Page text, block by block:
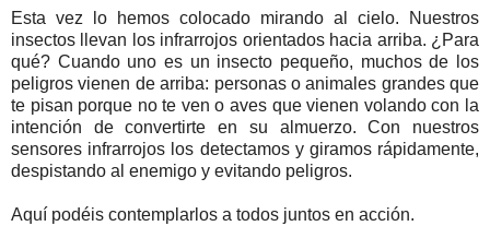
Esta vez lo hemos colocado mirando al cielo. Nuestros
insectos llevan los infrarrojos orientados hacia arriba. ¿Para
qué? Cuando uno es un insecto pequeño, muchos de los
peligros vienen de arriba: personas o animales grandes que
te pisan porque no te ven o aves que vienen volando con la
intención de convertirte en su almuerzo. Con nuestros
sensores infrarrojos los detectamos y giramos rápidamente,
despistando al enemigo y evitando peligros.
Aquí podéis contemplarlos a todos juntos en acción.